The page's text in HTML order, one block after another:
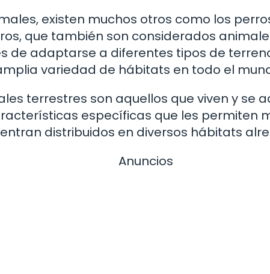
existen muchos otros como los
que también son considerados
de adaptarse a diferentes tipos de
variedad de hábitats en todo el
terrestres son aquellos que viven y se
específicas que les permiten
distribuidos en diversos hábitats
Anuncios